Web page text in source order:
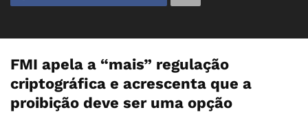
FMI apela a “mais” regulação
criptográfica e acrescenta que a
proibição deve ser uma opção